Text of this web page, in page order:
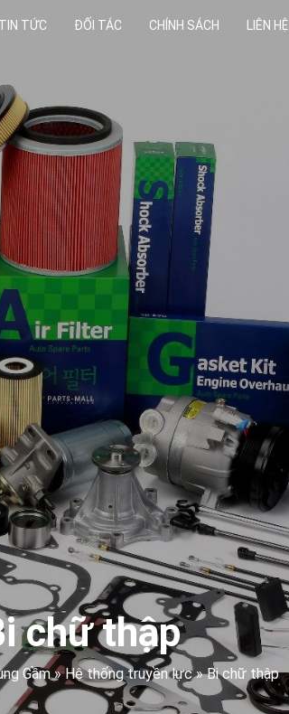
TIN TỨC ĐỐI TÁC CHÍNH SÁCH LIÊN HỆ
chữ thập
Gầm » Hệ thống truyền lực » Bi chữ thập